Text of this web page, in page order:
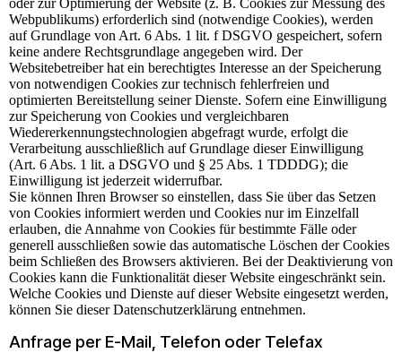
oder zur Optimierung der Website (z. B. Cookies zur Messung des
Webpublikums) erforderlich sind (notwendige Cookies), werden
auf Grundlage von Art. 6 Abs. 1 lit. f DSGVO gespeichert, sofern
keine andere Rechtsgrundlage angegeben wird. Der
Websitebetreiber hat ein berechtigtes Interesse an der Speicherung
von notwendigen Cookies zur technisch fehlerfreien und
optimierten Bereitstellung seiner Dienste. Sofern eine Einwilligung
zur Speicherung von Cookies und vergleichbaren
Wiedererkennungstechnologien abgefragt wurde, erfolgt die
Verarbeitung ausschließlich auf Grundlage dieser Einwilligung
(Art. 6 Abs. 1 lit. a DSGVO und § 25 Abs. 1 TDDDG); die
Einwilligung ist jederzeit widerrufbar.
Sie können Ihren Browser so einstellen, dass Sie über das Setzen
von Cookies informiert werden und Cookies nur im Einzelfall
erlauben, die Annahme von Cookies für bestimmte Fälle oder
generell ausschließen sowie das automatische Löschen der Cookies
beim Schließen des Browsers aktivieren. Bei der Deaktivierung von
Cookies kann die Funktionalität dieser Website eingeschränkt sein.
Welche Cookies und Dienste auf dieser Website eingesetzt werden,
können Sie dieser Datenschutzerklärung entnehmen.
Anfrage per E-Mail, Telefon oder Telefax